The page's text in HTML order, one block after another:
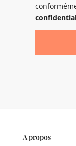
A propos